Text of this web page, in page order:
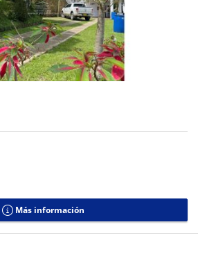
Más información